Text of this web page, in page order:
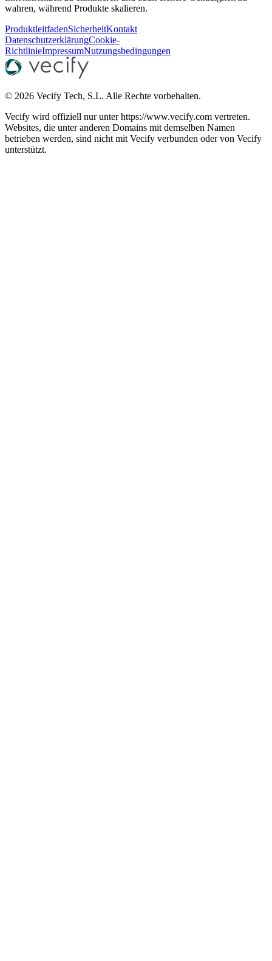
wahren, während Produkte skalieren.
ProduktleitfadenSicherheitKontakt
DatenschutzerklärungCookie-
RichtlinieImpressumNutzungsbedingungen
© 2026 Vecify Tech, S.L. Alle Rechte vorbehalten.
Vecify wird offiziell nur unter https://www.vecify.com vertreten.
Websites, die unter anderen Domains mit demselben Namen
betrieben werden, sind nicht mit Vecify verbunden oder von Vecify
unterstützt.